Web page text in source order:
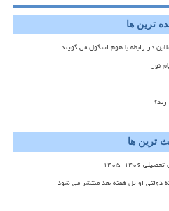
ترین ها
در رابطه با هوم اسکول می گویند
نور
ترین ها
دولتی اوایل هفته بعد منتشر می شود